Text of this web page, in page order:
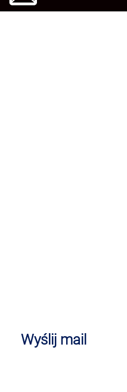
Wyślij mail